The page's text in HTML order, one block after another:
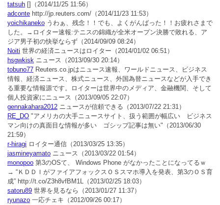
tatsuh []
（2014/11/25 11:56）
adconte http://jp.reuters.com/ （2014/11/23 11:53）
yoichikaneko うわぁ、残念！！でも、よくがんばった！！お疲れさまで
した。→ロイター速報:テニスの錦織が全米オープン決勝で敗れる、ア
ジア男子初の快挙ならず （2014/09/09 08:24）
Noiti 世界の経済ニュースはロイター （2014/01/02 06:51）
hsgwkisk ニュース （2013/09/30 20:14）
tobuno77 Reuters.co.jpはニュース速報、ワールドニュース、ビジネス
情報、経済ニュース、株式ニュース、外国為替ニュースなどが入手でき
る重要な情報源です。ロイターは世界中のメディア、金融機関、そして
個人投資家にニュース （2013/09/05 22:07）
gennakahara2012 ニュースが信頼できる （2013/07/22 21:31）
RE_DO "アメリカの大手ニュースサイト、扱う範囲が幅広い ビジネス
マン向けの真面目な情報が多い ゴシップ記事は無い" （2013/06/30
21:59）
r-hiragi ロイター通信 （2013/03/25 13:35）
jasmineyamato ニュース （2013/03/22 01:54）
monopoo 第3のOSて、 Windows Phone がなかったことになってるｗ
→ “ＫＤＤＩがファイアフォックスＯＳスマホ導入を発表、第3のＯＳ育
成” http://t.co/Z3h8vfBM1L （2013/02/25 18:03）
satoru89 世界を見るなら
（2013/01/27 11:37）
ryunazo 一応チェキ （2012/09/26 00:17）